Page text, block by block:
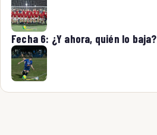
Fecha 6: ¿Y ahora, quién lo baja?